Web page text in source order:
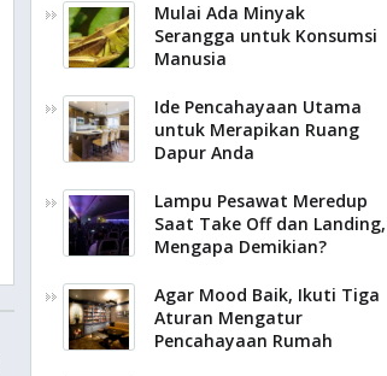
Mulai Ada Minyak
Serangga untuk Konsumsi
Manusia
Ide Pencahayaan Utama
untuk Merapikan Ruang
Dapur Anda
Lampu Pesawat Meredup
Saat Take Off dan Landing,
Mengapa Demikian?
Agar Mood Baik, Ikuti Tiga
Aturan Mengatur
Pencahayaan Rumah